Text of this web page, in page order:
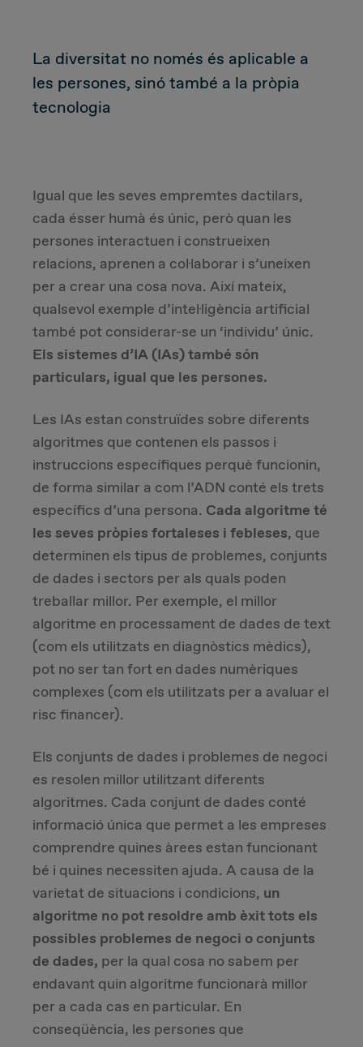
Value Proposal & Strategy
Marketing Strategy
Customer Management Strategy
Customer Experience
DEAL & STRATEGY
Due Diligence
Post Merger Integration
Business Strategy
Market Strategy & Screening Analysis
Performance Transformation
La diversitat no només és aplicable a
les persones, sinó també a la pròpia
tecnologia
Igual que les seves empremtes dactilars,
cada ésser humà és únic, però quan les
persones interactuen i construeixen
relacions, aprenen a col·laborar i s’uneixen
per a crear una cosa nova. Així mateix,
qualsevol exemple d’intel·ligència artificial
també pot considerar-se un ‘individu’ únic.
Els sistemes d’IA (IAs) també són
particulars, igual que les persones.
Les IAs estan construïdes sobre diferents
algoritmes que contenen els passos i
instruccions específiques perquè funcionin,
de forma similar a com l’ADN conté els trets
específics d’una persona. Cada algoritme té
les seves pròpies fortaleses i febleses, que
determinen els tipus de problemes, conjunts
de dades i sectors per als quals poden
treballar millor. Per exemple, el millor
algoritme en processament de dades de text
(com els utilitzats en diagnòstics mèdics),
pot no ser tan fort en dades numèriques
complexes (com els utilitzats per a avaluar el
risc financer).
Els conjunts de dades i problemes de negoci
es resolen millor utilitzant diferents
algoritmes. Cada conjunt de dades conté
informació única que permet a les empreses
comprendre quines àrees estan funcionant
bé i quines necessiten ajuda. A causa de la
varietat de situacions i condicions, un
algoritme no pot resoldre amb èxit tots els
possibles problemes de negoci o conjunts
de dades, per la qual cosa no sabem per
endavant quin algoritme funcionarà millor
per a cada cas en particular. En
conseqüència, les persones que